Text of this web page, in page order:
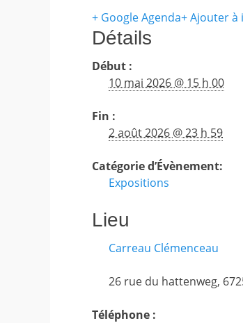
+ Google Agenda+ Ajouter à
Détails
Début :
10 mai 2026 @ 15 h 00
Fin :
2 août 2026 @ 23 h 59
Catégorie d’Évènement:
Expositions
Lieu
Carreau Clémenceau
26 rue du hattenweg,
Téléphone :